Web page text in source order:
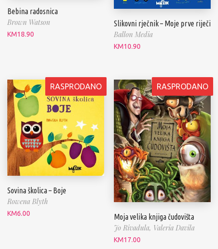
Bebina radosnica
Brown Watson
KM18.90
Slikovni rječnik – Moje prve riječi
Ballon Media
KM10.90
RASPRODANO
Sovina školica – Boje
Rowena Blyth
KM6.00
RASPRODANO
Moja velika knjiga čudovišta
Jo Rivadula, Valeria Davila
KM17.00